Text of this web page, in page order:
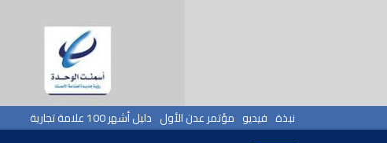
نبذة فيديو مؤتمر عدن الأول دليل أشهر 100 علامة تجارية